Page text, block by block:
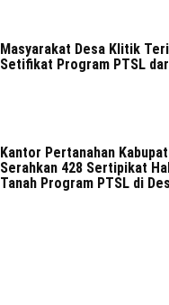
Masyarakat Desa Klitik
Setifikat Program PTSL
Kantor Pertanahan
Serahkan 428 Sertipikat
Tanah Program PTSL di